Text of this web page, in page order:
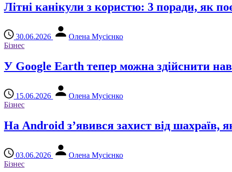
Літні канікули з користю: 3 поради, як
30.06.2026
Олена Мусієнко
Бізнес
У Google Earth тепер можна здійснити
15.06.2026
Олена Мусієнко
Бізнес
На Android з’явився захист від шахраїв,
03.06.2026
Олена Мусієнко
Бізнес